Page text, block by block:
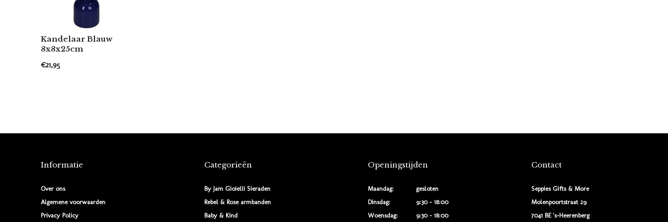
Kandelaar Blauw
8x8x25cm
€21,95
Informatie
Over ons
Algemene voorwaarden
Privacy Policy
Categorieën
By Jam Gioielli Sieraden
Rebel & Rose armbanden
Baby & Kind
Openingstijden
Maandag:
Dinsdag:
Woensdag:
gesloten
9:30 - 18:00
9:30 - 18:00
Contact
Seppies Gifts & More
Molenpoortstraat 29
7041 BE 's-Heerenberg